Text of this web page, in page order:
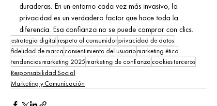
duraderas. En un entorno cada vez más invasivo, la
privacidad es un verdadero factor que hace toda la
diferencia. Esa confianza no se puede comprar con clics.
estrategia digitalrespeto al consumidorprivacidad de datos
fidelidad de marca consentimiento del usuariomarketing ético
tendencias marketing 2025marketing de confianza cookies terceros
Responsabilidad Social
Marketing y Comunicación